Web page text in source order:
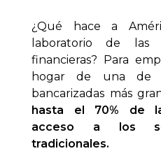
¿Qué hace a
laboratorio de las
financieras? Para
hogar de una de
bancarizadas más
hasta el 70% de
acceso a los
tradicionales.